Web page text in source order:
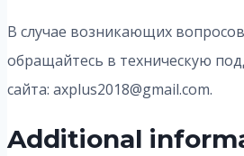
В случае возникающих
обращайтесь в техническую
сайта: axplus2018@gmail.com.
Additional